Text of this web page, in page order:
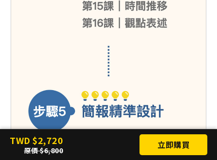
TWD 2,720
原價 6,800 立即購買